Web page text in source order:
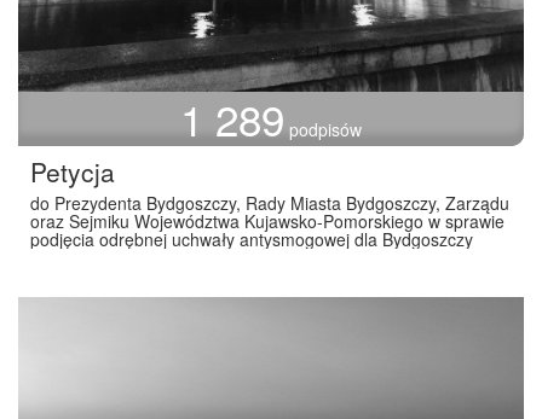
1 289 podpisów
Petycja
do Prezydenta Bydgoszczy, Rady Miasta Bydgoszczy, Zarządu
oraz Sejmiku Województwa Kujawsko-Pomorskiego w sprawie
podjęcia odrębnej uchwały antysmogowej dla Bydgoszczy